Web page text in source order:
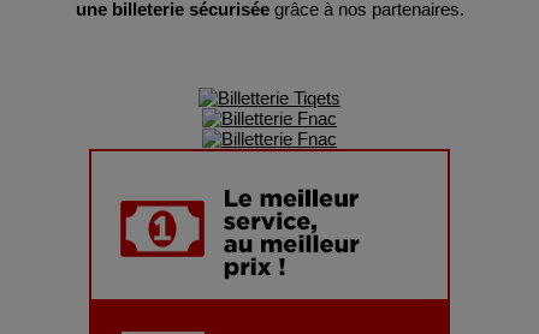
une billeterie sécuriséegrâce à nos partenaires.